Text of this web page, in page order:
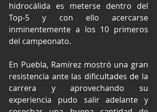
hidrocálida es meterse dentro del
Top-5 y con ello acercarse
inminentemente a los 10 primeros
del campeonato.
En Puebla, Ramírez mostró una gran
resistencia ante las dificultades de la
carrera y aprovechando su
experiencia pudo salir adelante y